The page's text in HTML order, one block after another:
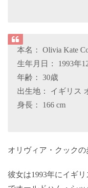
本名： Olivia Kate
生年月日： 1993年
年齢： 30歳
出生地： イギリス
身長： 166 cm
オリヴィア・クック
彼女は1993年にイギ